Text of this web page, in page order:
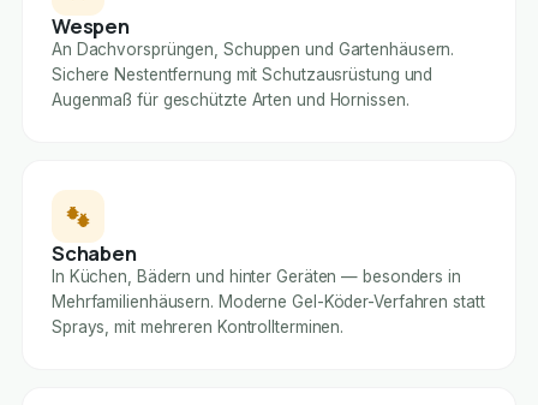
Wespen
An Dachvorsprüngen, Schuppen und Gartenhäusern.
Sichere Nestentfernung mit Schutzausrüstung und
Augenmaß für geschützte Arten und Hornissen.
Schaben
In Küchen, Bädern und hinter Geräten — besonders in
Mehrfamilienhäusern. Moderne Gel-Köder-Verfahren statt
Sprays, mit mehreren Kontrollterminen.